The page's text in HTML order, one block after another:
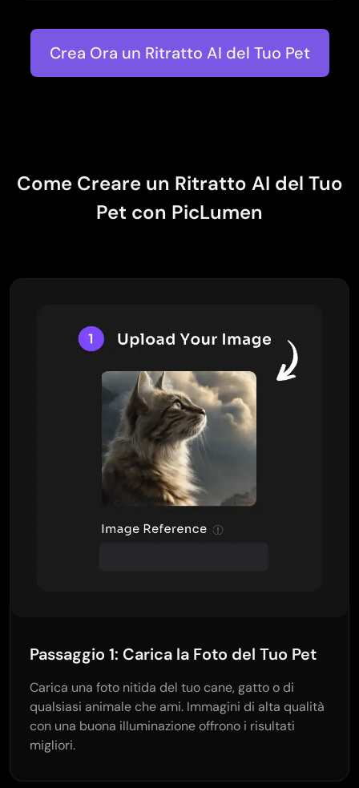
Crea Ora un Ritratto AI del Tuo Pet
Come Creare un Ritratto AI del Tuo
Pet con PicLumen
Passaggio 1: Carica la Foto del Tuo Pet
Carica una foto nitida del tuo cane, gatto o di
qualsiasi animale che ami. Immagini di alta qualità
con una buona illuminazione offrono i risultati
migliori.